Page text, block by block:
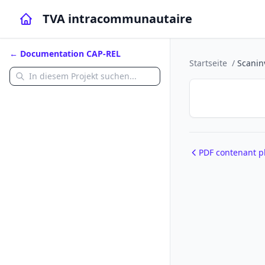
TVA intracommunautaire
← Documentation CAP-REL
Startseite /
PDF contenant